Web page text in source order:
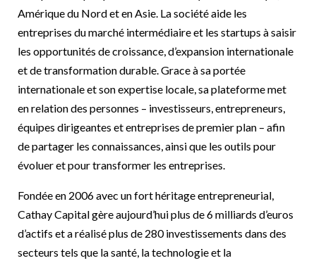
Amérique du Nord et en Asie. La société aide les
entreprises du marché intermédiaire et les startups à saisir
les opportunités de croissance, d’expansion internationale
et de transformation durable. Grace à sa portée
internationale et son expertise locale, sa plateforme met
en relation des personnes – investisseurs, entrepreneurs,
équipes dirigeantes et entreprises de premier plan – afin
de partager les connaissances, ainsi que les outils pour
évoluer et pour transformer les entreprises.
Fondée en 2006 avec un fort héritage entrepreneurial,
Cathay Capital gère aujourd’hui plus de 6 milliards d’euros
d’actifs et a réalisé plus de 280 investissements dans des
secteurs tels que la santé, la technologie et la